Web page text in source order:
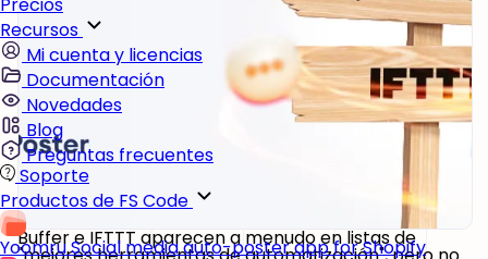
Recursos
Mi cuenta y licencias
Documentación
Novedades
Blog
Preguntas frecuentes
Soporte
Productos de FS Code
YoomruSocial media auto-poster app for Shopify
Buffer e IFTTT aparecen a menudo en listas de